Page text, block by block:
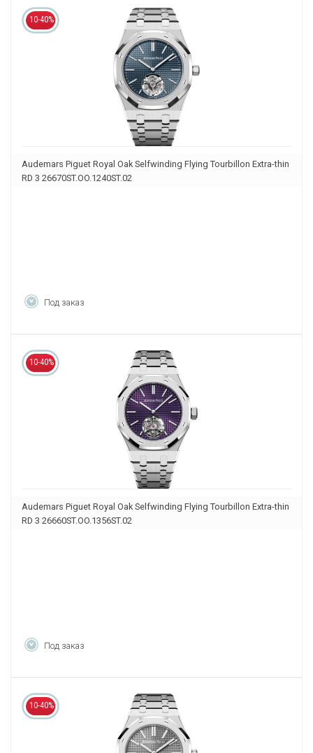
10-40%
Audemars Piguet Royal Oak Selfwinding Flying Tourbillon Extra-thin
RD 3 26670ST.OO.1240ST.02
Под заказ
10-40%
Audemars Piguet Royal Oak Selfwinding Flying Tourbillon Extra-thin
RD 3 26660ST.OO.1356ST.02
Под заказ
10-40%